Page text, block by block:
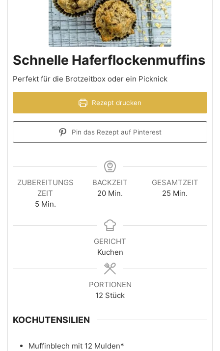
Schnelle Haferflockenmuffins
Perfekt für die Brotzeitbox oder ein Picknick
Rezept drucken
Pin das Rezept auf Pinterest
ZUBEREITUNGS
ZEIT
5 Min.
BACKZEIT
20 Min.
GESAMTZEIT
25 Min.
GERICHT
Kuchen
PORTIONEN
12 Stück
KOCHUTENSILIEN
Muffinblech mit 12 Mulden*